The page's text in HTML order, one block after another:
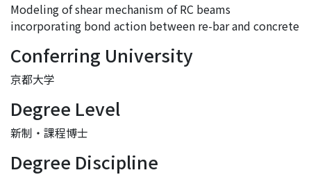
Modeling of shear mechanism of RC beams
incorporating bond action between re-bar and concrete
Conferring University
京都大学
Degree Level
新制・課程博士
Degree Discipline